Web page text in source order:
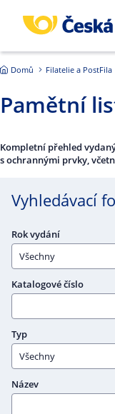
Domů Filatelie a PostFila
Pamětní
Kompletní přehled
s ochrannými prvky,
Vyhledávací
Rok vydání
Katalogové číslo
Typ
Název